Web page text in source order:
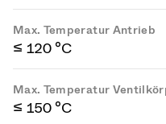
Max. Temperatur Antrieb
≤ 120 °C
Max. Temperatur
≤ 150 °C